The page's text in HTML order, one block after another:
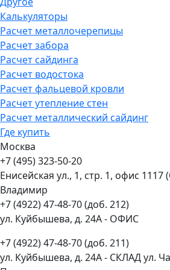
Калькуляторы
Расчет металлочерепицы
Расчет забора
Расчет сайдинга
Расчет водостока
Расчет фальцевой кровли
Расчет утепление стен
Расчет металлический сайдинг
Где купить
Москва
+7 (495) 323-50-20
Енисейская ул., 1, стр. 1, офис
Владимир
+7 (4922) 47-48-70 (доб. 212)
ул. Куйбышева, д. 24А - ОФИС
+7 (4922) 47-48-70 (доб. 211)
ул. Куйбышева, д. 24А - СКЛАД ул.